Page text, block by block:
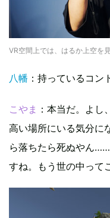
VR空間上では、はるか上空を
八幡 ：持っているコン
こやま ：本当だ。よ
高い場所にいる気分
ら落ちたら死ぬやん
すね。もう世の中って